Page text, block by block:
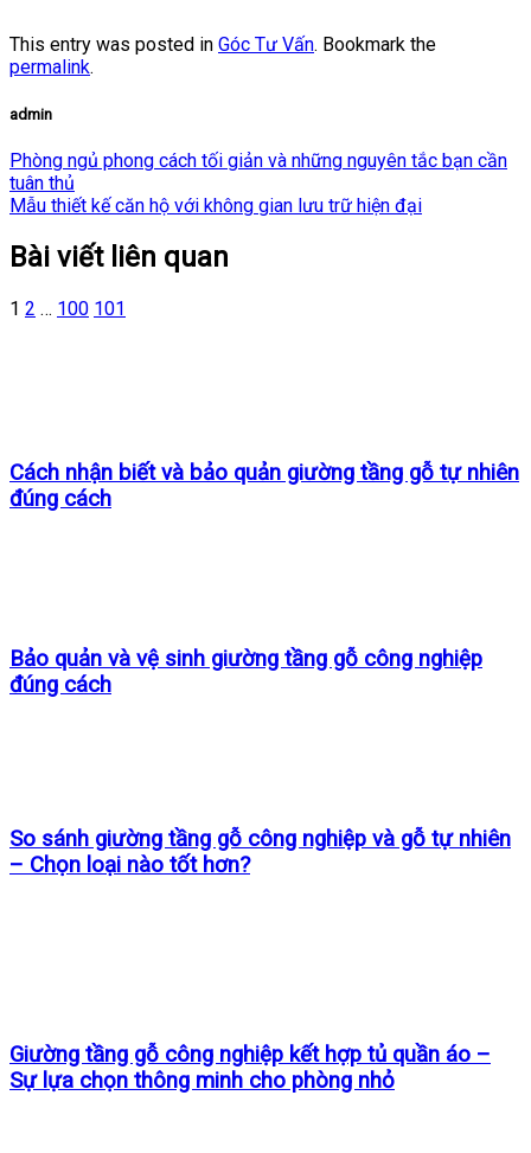
This entry was posted in Góc Tư Vấn. Bookmark the
permalink.
admin
Phòng ngủ phong cách tối giản và những nguyên tắc bạn cần
tuân thủ
Mẫu thiết kế căn hộ với không gian lưu trữ hiện đại
Bài viết liên quan
1 2 … 100 101
Cách nhận biết và bảo quản giường tầng gỗ tự nhiên
đúng cách
Bảo quản và vệ sinh giường tầng gỗ công nghiệp
đúng cách
So sánh giường tầng gỗ công nghiệp và gỗ tự nhiên
– Chọn loại nào tốt hơn?
Giường tầng gỗ công nghiệp kết hợp tủ quần áo –
Sự lựa chọn thông minh cho phòng nhỏ